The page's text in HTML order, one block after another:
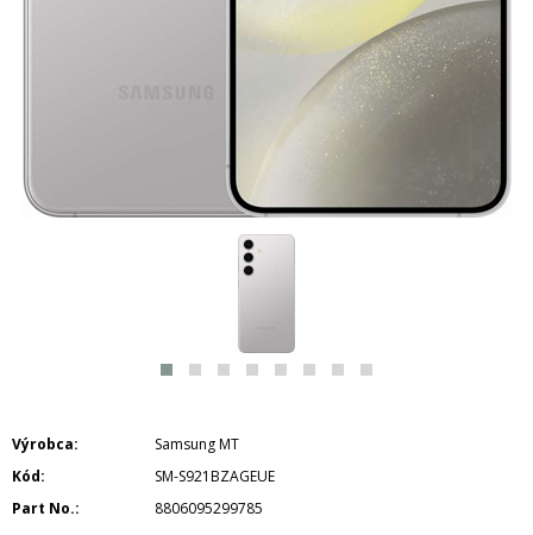
Výrobca
Samsung MT
Kód
SM-S921BZAGEUE
Part No.
8806095299785